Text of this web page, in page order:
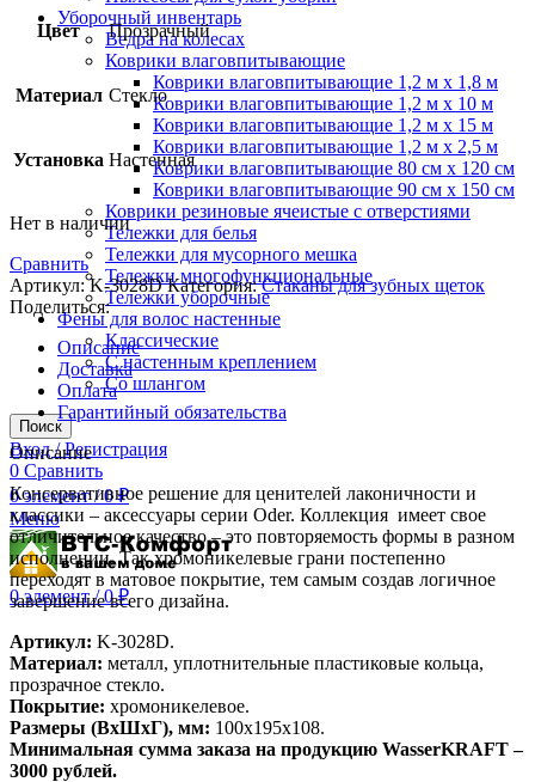
Уборочный инвентарь
Ведра на колесах
Коврики влаговпитывающие
Коврики влаговпитывающие 1,2 м х 1,8 м
Коврики влаговпитывающие 1,2 м х 10 м
Коврики влаговпитывающие 1,2 м х 15 м
Коврики влаговпитывающие 1,2 м х 2,5 м
Коврики влаговпитывающие 80 см х 120 см
Коврики влаговпитывающие 90 см х 150 см
Коврики резиновые ячеистые с отверстиями
Тележки для белья
Тележки для мусорного мешка
Тележки многофункциональные
Тележки уборочные
Фены для волос настенные
Классические
С настенным креплением
Со шлангом
Поиск
Вход / Регистрация
0 Сравнить
0элемент / 0₽
Меню
0элемент / 0₽
Цвет Прозрачный
Материал Стекло
Установка Настенная
Нет в наличии
Сравнить
Артикул:K-3028DКатегория: Стаканы для зубных щеток
Поделиться:
Описание
Доставка
Оплата
Гарантийный обязательства
Описание
Консервативное решение для ценителей лаконичности и
классики – аксессуары серии Oder. Коллекция имеет свое
отличительное качество – это повторяемость формы в разном
исполнении. Так хромоникелевые грани постепенно
переходят в матовое покрытие, тем самым создав логичное
завершение всего дизайна.
Артикул: K-3028D.
Материал: металл, уплотнительные пластиковые кольца,
прозрачное стекло.
Покрытие: хромоникелевое.
Размеры (ВхШхГ), мм: 100х195х108.
Минимальная сумма заказа на продукцию WasserKRAFT –
3000 рублей.